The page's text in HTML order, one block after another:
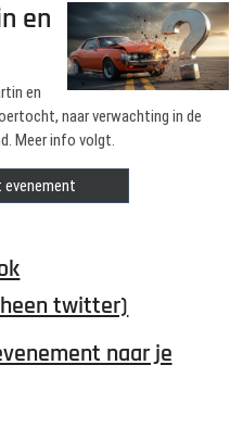
en
en
naar verwachting in de
Meer info volgt.
evenement
twitter)
naar je